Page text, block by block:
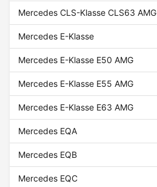
Mercedes CLS-Klasse CLS63 AMG
Mercedes E-Klasse
Mercedes E-Klasse E50 AMG
Mercedes E-Klasse E55 AMG
Mercedes E-Klasse E63 AMG
Mercedes EQA
Mercedes EQB
Mercedes EQC